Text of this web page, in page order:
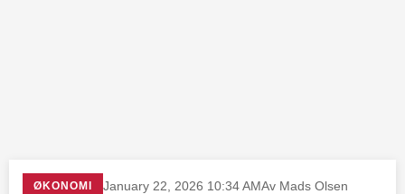
ØKONOMI January 22, 2026 10:34 AMAv Mads Olsen